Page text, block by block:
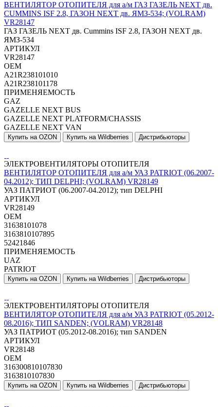
ВЕНТИЛЯТОР ОТОПИТЕЛЯ для а/м ГАЗ ГАЗЕЛЬ NEXT дв.
CUMMINS ISF 2.8, ГАЗОН NEXT дв. ЯМЗ-534; (VOLRAM)
VR28147
ГАЗ ГАЗЕЛЬ NEXT дв. Cummins ISF 2.8, ГАЗОН NEXT дв.
ЯМЗ-534
АРТИКУЛ
VR28147
OEM
A21R238101010
A21R238101178
ПРИМЕНЯЕМОСТЬ
GAZ
GAZELLE NEXT BUS
GAZELLE NEXT PLATFORM/CHASSIS
GAZELLE NEXT VAN
Купить на OZON Купить на Wildberries Дистрибьюторы
ЭЛЕКТРОВЕНТИЛЯТОРЫ ОТОПИТЕЛЯ
ВЕНТИЛЯТОР ОТОПИТЕЛЯ для а/м УАЗ PATRIOT (06.2007-
04.2012); ТИП DELPHI; (VOLRAM) VR28149
УАЗ ПАТРИОТ (06.2007-04.2012); тип DELPHI
АРТИКУЛ
VR28149
OEM
31638101078
3163810107895
52421846
ПРИМЕНЯЕМОСТЬ
UAZ
PATRIOT
Купить на OZON Купить на Wildberries Дистрибьюторы
ЭЛЕКТРОВЕНТИЛЯТОРЫ ОТОПИТЕЛЯ
ВЕНТИЛЯТОР ОТОПИТЕЛЯ для а/м УАЗ PATRIOT (05.2012-
08.2016); ТИП SANDEN; (VOLRAM) VR28148
УАЗ ПАТРИОТ (05.2012-08.2016); тип SANDEN
АРТИКУЛ
VR28148
OEM
316300810107830
3163810107830
Купить на OZON Купить на Wildberries Дистрибьюторы